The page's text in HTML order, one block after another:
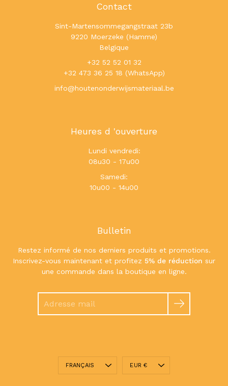
Contact
Sint-Martensommegangstraat 23b
9220 Moerzeke (Hamme)
Belgique
+32 52 52 01 32
+32 473 36 25 18 (WhatsApp)
info@houtenonderwijsmateriaal.be
Heures d 'ouverture
Lundi vendredi:
08u30 - 17u00
Samedi:
10u00 - 14u00
Bulletin
Restez informé de nos derniers produits et promotions.
Inscrivez-vous maintenant et profitez 5% de réduction sur
une commande dans la boutique en ligne.
Langue
FRANÇAIS Devise
EUR €